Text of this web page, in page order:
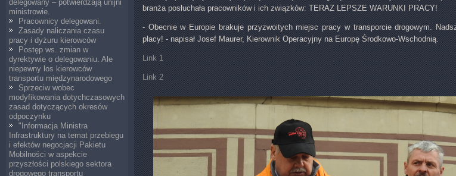
delegowany – potwierdzają unijni
ministrowie.
Pracownicy delegowani.
Zasady naliczania czasu
pracy i dyżuru kierowców
Postęp ws. zmian w
dyrektywie o delegowaniu. Ale
niepewny los kierowców
transportu międzynarodowego
Sprzeciw wobec
modyfikowania dotychczasowych
zasad dotyczących okresów
odpoczynku
"Informacja Ministra
Infrastruktury na temat przebiegu
i efektów negocjacji Pakietu
Mobilności w aspekcie
przyszłości polskiego sektora
drogowego transportu
branża posłuchała pracowników i ich związków: TERAZ LEPSZE WARUNKI PRACY!
- Obecnie w Europie brakuje przyzwoitych miejsc pracy w transporcie drogowym.
płacy! - napisał Josef Maurer, Kierownik Operacyjny na Europę Środkowo-Wschodnią.
Link 1
Link 2